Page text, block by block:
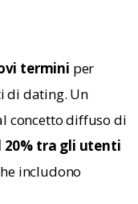
termini per
di dating. Un
concetto diffuso di
20% tra gli utenti
includono